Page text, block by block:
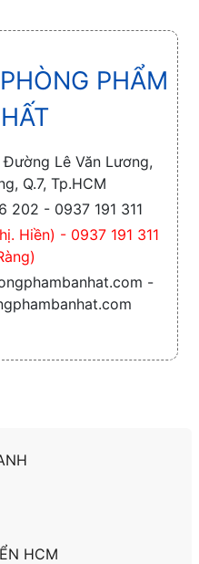
PHẨM
Đường Lê Văn Lương,
Q.7, Tp.HCM
202 - 0937 191 311
Hiền) - 0937 191 311
-
HCM